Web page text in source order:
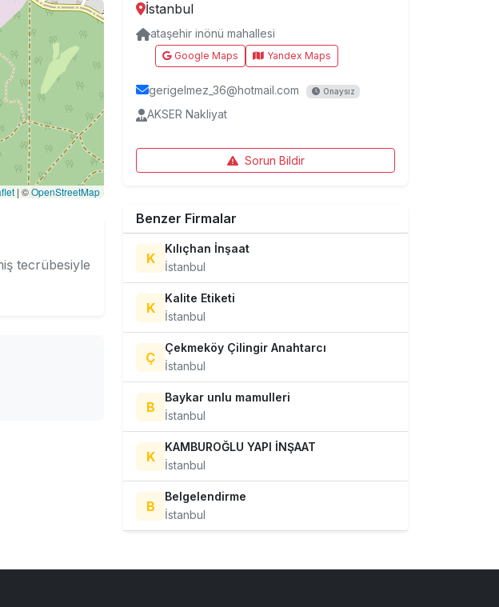
| ©OpenStreetMap
tecrübesiyle
İstanbul
ataşehir inönü mahallesi
Google Maps Yandex Maps
gerigelmez_36@hotmail.com Onaysız
AKSER Nakliyat
Sorun Bildir
Benzer Firmalar
K
Kılıçhan İnşaat
İstanbul
K
Kalite Etiketi
İstanbul
Ç
Çekmeköy Çilingir Anahtarcı
İstanbul
B
Baykar unlu mamulleri
İstanbul
K
KAMBUROĞLU YAPI İNŞAAT
İstanbul
B
Belgelendirme
İstanbul